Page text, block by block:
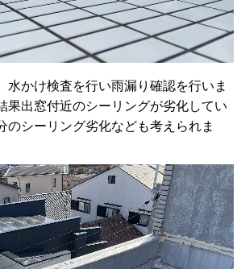
水かけ検査を行い雨漏り確認を行いま
果出窓付近のシーリングが劣化してい
のシーリング劣化なども考えられま